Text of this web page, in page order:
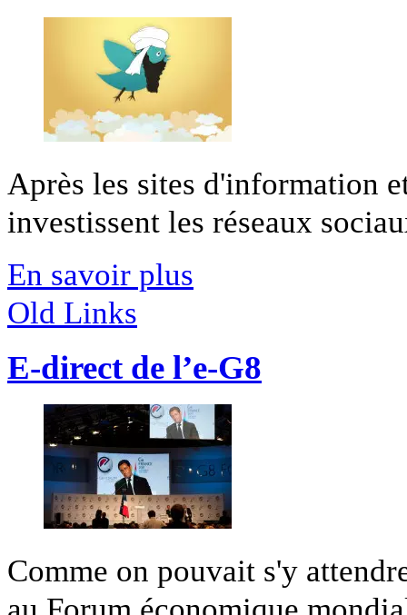
Après les sites d'information
investissent les réseaux
En savoir plus
Old Links
E-direct de l’e-G8
Comme on pouvait s'y